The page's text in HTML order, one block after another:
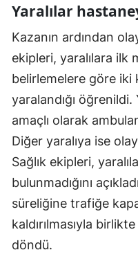
Yaralılar
Kazanın ardından
ekipleri, yaralılara ilk
belirlemelere göre
yaralandığı
amaçlı olarak
Diğer yaralıya ise
Sağlık ekipleri,
bulunmadığını
süreliğine trafiğe
kaldırılmasıyla
döndü.